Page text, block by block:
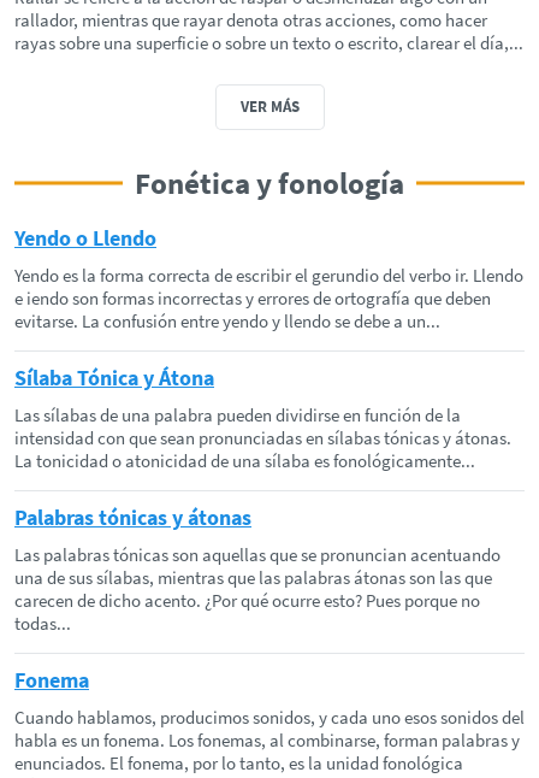
rallador, mientras que rayar denota otras acciones, como hacer
rayas sobre una superficie o sobre un texto o escrito, clarear el día,...
VER MÁS
Fonética y fonología
Yendo o Llendo
Yendo es la forma correcta de escribir el gerundio del verbo ir. Llendo
e iendo son formas incorrectas y errores de ortografía que deben
evitarse. La confusión entre yendo y llendo se debe a un...
Sílaba Tónica y Átona
Las sílabas de una palabra pueden dividirse en función de la
intensidad con que sean pronunciadas en sílabas tónicas y átonas.
La tonicidad o atonicidad de una sílaba es fonológicamente...
Palabras tónicas y átonas
Las palabras tónicas son aquellas que se pronuncian acentuando
una de sus sílabas, mientras que las palabras átonas son las que
carecen de dicho acento. ¿Por qué ocurre esto? Pues porque no
todas...
Fonema
Cuando hablamos, producimos sonidos, y cada uno esos sonidos del
habla es un fonema. Los fonemas, al combinarse, forman palabras y
enunciados. El fonema, por lo tanto, es la unidad fonológica